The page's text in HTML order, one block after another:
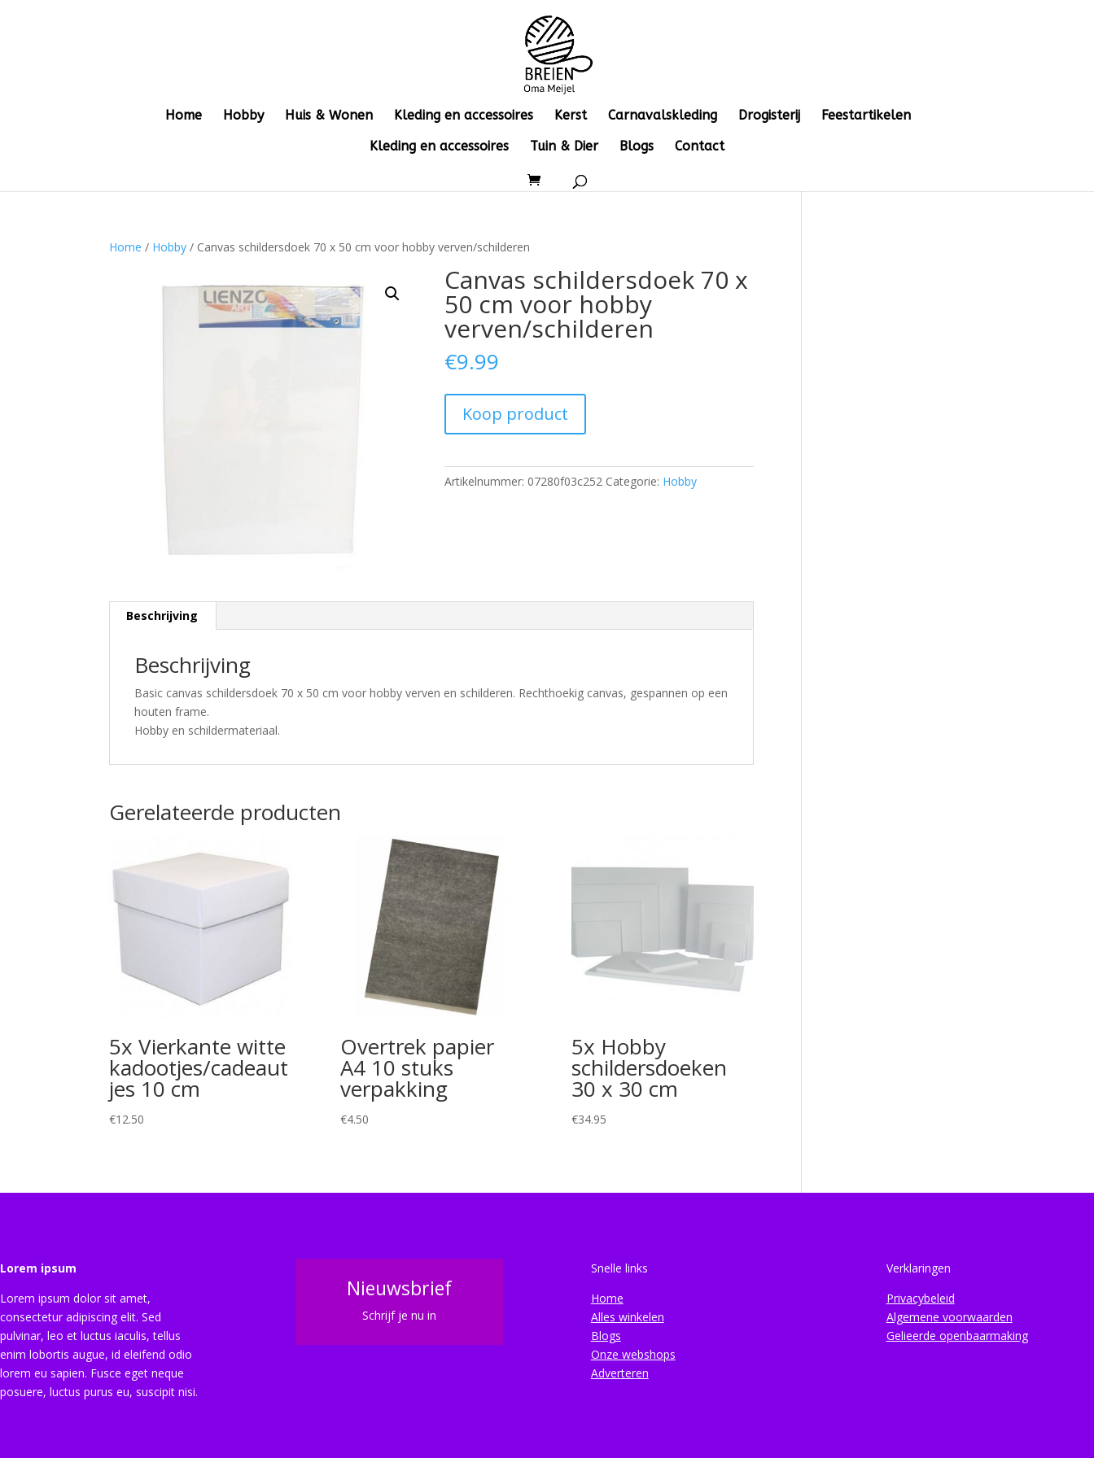
Home Hobby Huis & Wonen Kleding en accessoires Kerst Carnavalskleding Drogisterij
Feestartikelen
Kleding en accessoires
Tuin & Dier Blogs Contact
Home / Hobby / Canvas schildersdoek 70 x 50 cm voor hobby verven/schilderen
Canvas schildersdoek 70 x
50 cm voor hobby
verven/schilderen
€9.99
Koop product
Artikelnummer: 07280f03c252 Categorie: Hobby
Beschrijving
Beschrijving
Basic canvas schildersdoek 70 x 50 cm voor hobby verven en schilderen. Rechthoekig canvas, gespannen op een
houten frame.
Hobby en schildermateriaal.
Gerelateerde producten
5x Vierkante witte
kadootjes/cadeaut
jes 10 cm
€12.50
Overtrek papier
A4 10 stuks
verpakking
€4.50
5x Hobby
schildersdoeken
30 x 30 cm
€34.95
Lorem ipsum
Lorem ipsum dolor sit amet,
consectetur adipiscing elit. Sed
pulvinar, leo et luctus iaculis, tellus
enim lobortis augue, id eleifend odio
lorem eu sapien. Fusce eget neque
posuere, luctus purus eu, suscipit nisi.
Nieuwsbrief
Schrijf je nu in
Snelle links
Home
Alles winkelen
Blogs
Onze webshops
Adverteren
Verklaringen
Privacybeleid
Algemene voorwaarden
Gelieerde openbaarmaking